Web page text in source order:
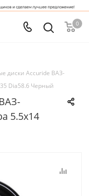
0
диски Accuride ВАЗ-
Dia58.6 Черный
5.5x14